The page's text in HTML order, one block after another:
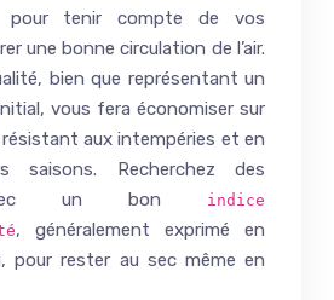
pour tenir compte de vos
une bonne circulation de l’air.
bien que représentant un
vous fera économiser sur
aux intempéries et en
saisons. Recherchez des
un bon
indice
, généralement exprimé en
pour rester au sec même en